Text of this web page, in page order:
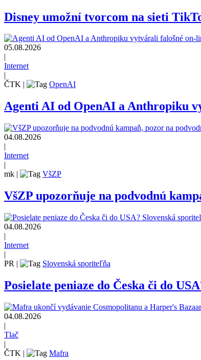
Disney umožní tvorcom na sieti
05.08.2026
Internet
ČTK
OpenAI
Agenti AI od OpenAI a Anthropiku
04.08.2026
|
Internet
|
mk | VšZP
VšZP upozorňuje na podvodnú
04.08.2026
|
Internet
|
PR | Slovenská sporiteľňa
Posielate peniaze do Česka či do
04.08.2026
|
Tlač
|
ČTK | Mafra